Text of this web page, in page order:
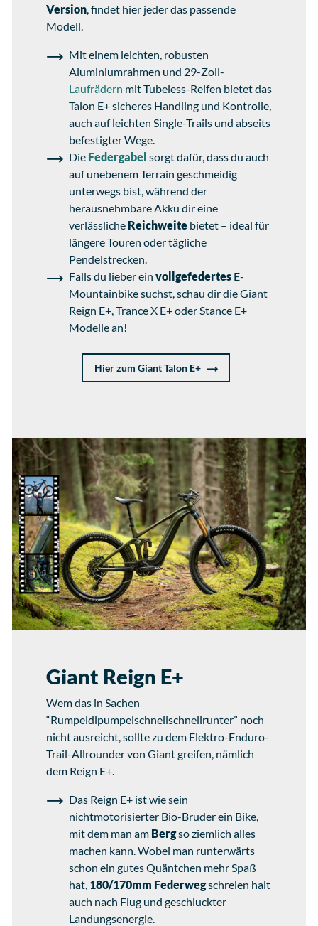
Version, findet hier jeder das passende
Modell.
Mit einem leichten, robusten
Aluminiumrahmen und 29-Zoll-
Laufrädern mit Tubeless-Reifen bietet das
Talon E+ sicheres Handling und Kontrolle,
auch auf leichten Single-Trails und abseits
befestigter Wege.
Die Federgabel sorgt dafür, dass du auch
auf unebenem Terrain geschmeidig
unterwegs bist, während der
herausnehmbare Akku dir eine
verlässliche Reichweite bietet – ideal für
längere Touren oder tägliche
Pendelstrecken.
Falls du lieber ein vollgefedertes E-
Mountainbike suchst, schau dir die Giant
Reign E+, Trance X E+ oder Stance E+
Modelle an!
Hier zum Giant Talon E+
Giant Reign E+
Wem das in Sachen
“Rumpeldipumpelschnellschnellrunter” noch
nicht ausreicht, sollte zu dem Elektro-Enduro-
Trail-Allrounder von Giant greifen, nämlich
dem Reign E+.
Das Reign E+ ist wie sein
nichtmotorisierter Bio-Bruder ein Bike,
mit dem man am Bergso ziemlich alles
machen kann. Wobei man runterwärts
schon ein gutes Quäntchen mehr Spaß
hat, 180/170mm Federwegschreien halt
auch nach Flug und geschluckter
Landungsenergie.